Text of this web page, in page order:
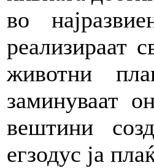
во
реализираат
животни
заминуваат
вештини
егзодус ја